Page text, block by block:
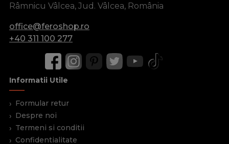
Râmnicu Vâlcea, Jud. Vâlcea, România
office@feroshop.ro
+40 311 100 277
Informatii Utile
Formular retur
Despre noi
Termeni si conditii
Confidentialitate